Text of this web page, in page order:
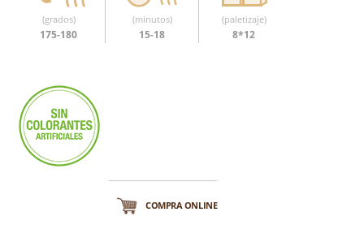
(grados)
175-180
(minutos)
15-18
(paletizaje)
8*12
COMPRA ONLINE